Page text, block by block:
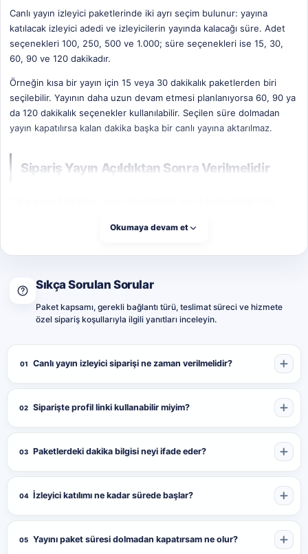
Canlı yayın izleyici paketlerinde iki ayrı seçim bulunur: yayına
katılacak izleyici adedi ve izleyicilerin yayında kalacağı süre. Adet
seçenekleri 100, 250, 500 ve 1.000; süre seçenekleri ise 15, 30,
60, 90 ve 120 dakikadır.
Örneğin kısa bir yayın için 15 veya 30 dakikalık paketlerden biri
seçilebilir. Yayının daha uzun devam etmesi planlanıyorsa 60, 90 ya
da 120 dakikalık seçenekler kullanılabilir. Seçilen süre dolmadan
yayın kapatılırsa kalan dakika başka bir canlı yayına aktarılmaz.
Sipariş Yayın Açıldıktan Sonra Verilmelidir
bağlantısı veya eski canlı yayın adresi sipariş için uygun değildir.
Önce TikTok canlı yayınını başlatın, ardından paylaşım menüsünden
açıldığında profil sayfası değil, doğrudan devam eden canlı yayın
sipariş yoğunluğuna göre değişebilir.
bırakılmaması gerekir. Özellikle kısa süreli yayınlarda, izleyicilerin
katılımı başlamadan yayının kapanmaması için yayın akışını önceden
İzleyicilerin seçilen süre boyunca yayında kalabilmesi için canlı
Okumaya devam et
Sıkça Sorulan Sorular
Paket kapsamı, gerekli bağlantı türü, teslimat süreci ve hizmete
özel sipariş koşullarıyla ilgili yanıtları inceleyin.
01 Canlı yayın izleyici siparişi ne zaman verilmelidir?
02 Siparişte profil linki kullanabilir miyim?
03 Paketlerdeki dakika bilgisi neyi ifade eder?
04 İzleyici katılımı ne kadar sürede başlar?
05 Yayını paket süresi dolmadan kapatırsam ne olur?